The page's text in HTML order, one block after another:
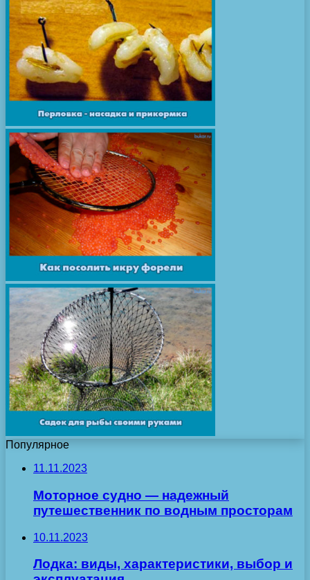
Популярное
11.11.2023
Моторное судно — надежный
путешественник по водным просторам
10.11.2023
Лодка: виды, характеристики, выбор и